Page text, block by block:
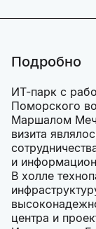
Подробно
ИТ-парк с
Поморского
Маршалом
визита
и
В холле
центра и